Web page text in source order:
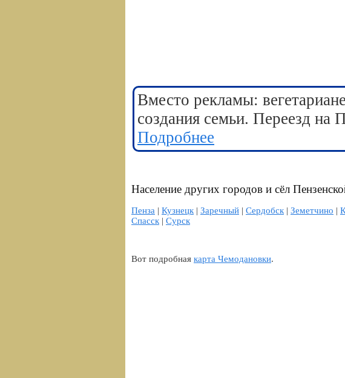
Вместо рекламы:
создания семьи. Переезд
Подробнее
Население других городов и сёл
Пенза | Кузнецк | Заречный | Сердобск | Земетчино |
Спасск | Сурск
Вот подробная карта Чемодановки.